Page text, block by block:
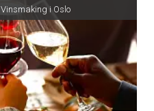
Vinsmaking i Oslo